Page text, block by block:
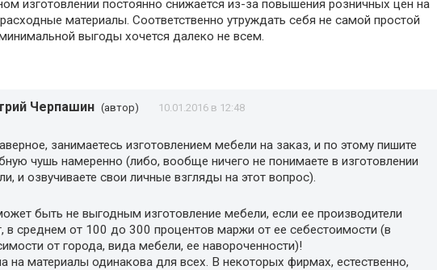
изготовлении постоянно снижается из-за повышения розничных цен на
материалы. Соответственно утруждать себя не самой простой
выгоды хочется далеко не всем.
Черпашин (автор) 10.01.2016 в 12:48
занимаетесь изготовлением мебели на заказ, и по этому пишите
чушь намеренно (либо, вообще ничего не понимаете в изготовлении
и озвучиваете свои личные взгляды на этот вопрос).
быть не выгодным изготовление мебели, если ее производители
в среднем от 100 до 300 процентов маржи от ее себестоимости (в
от города, вида мебели, ее навороченности)!
на материалы одинакова для всех. В некоторых фирмах, естественно,